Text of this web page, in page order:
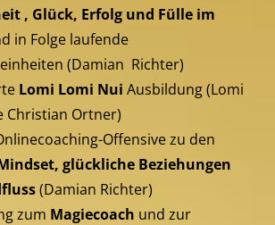
, Glück, Erfolg und Fülle im
in Folge laufende
(Damian Richter)
Lomi Lomi Nui Ausbildung (Lomi
Christian Ortner)
Offensive zu den
glückliche Beziehungen
(Damian Richter)
zum Magiecoach und zur